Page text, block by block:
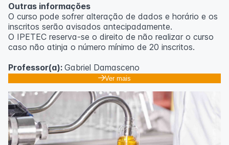
Outras informações
O curso pode sofrer alteração de dados e horário e os
inscritos serão avisados ​​antecipadamente.
O IPETEC reserva-se o direito de não realizar o curso
caso não atinja o número mínimo de 20 inscritos.
Professor(a): Gabriel Damasceno
Ver mais